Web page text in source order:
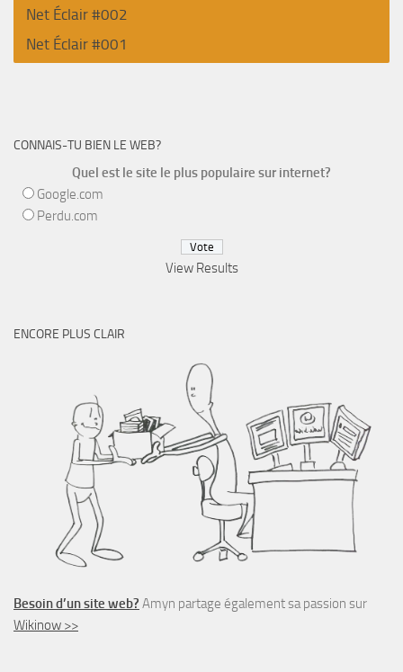
Net Éclair #002
Net Éclair #001
CONNAIS-TU BIEN LE WEB?
Quel est le site le plus populaire sur internet?
Google.com
Perdu.com
View Results
ENCORE PLUS CLAIR
Besoin d’un site web? Amyn partage également sa passion sur
Wikinow >>